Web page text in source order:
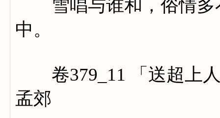
雪唱与谁和，俗情多
中。
卷379_11 「送超上人
孟郊